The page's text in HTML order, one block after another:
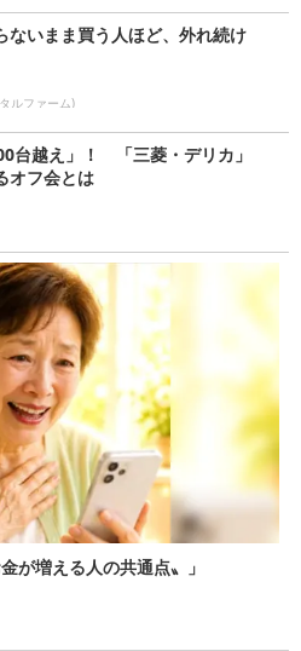
ないまま買う人ほど、外れ続け
ルファーム)
台越え」！ 「三菱・デリカ」
オフ会とは
が増える人の共通点〟」